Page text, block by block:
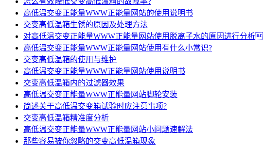
高低温交变正能量WWW正能量网站的使用说明书
交变高低温箱生锈的原因及处理方法
对高低温交变正能量WWW正能量网站使用脱离子水的原因进行分
高低温交变正能量WWW正能量网站使用有什么小常识?
交变高低温箱的使用与维护
高低温交变正能量WWW正能量网站使用说明书
交变高低温箱内的过滤器效果
高低温交变正能量WWW正能量网站脚轮安装
简述关于高低温交变箱试验时应注意事项?
交变高低温箱精准度分析
高低温交变正能量WWW正能量网站小问题速解法
那些容易被你忽略的交变高低温箱现象